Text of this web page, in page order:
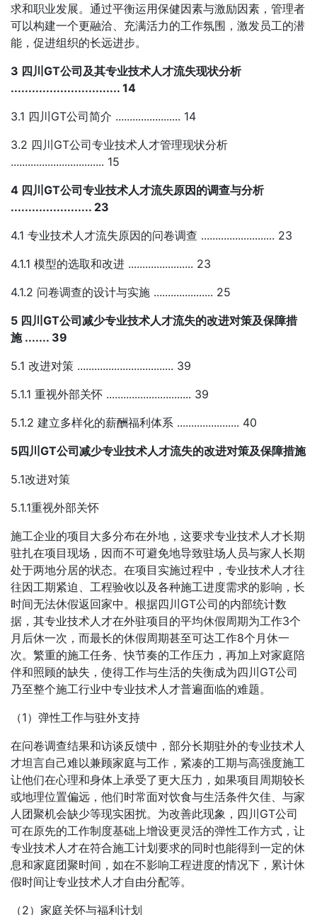
求和职业发展。通过平衡运用保健因素与激励因素，管理者
可以构建一个更融洽、充满活力的工作氛围，激发员工的潜
能，促进组织的长远进步。
3 四川GT公司及其专业技术人才流失现状分析
............................... 14
3.1 四川GT公司简介 ....................... 14
3.2 四川GT公司专业技术人才管理现状分析
................................. 15
4 四川GT公司专业技术人才流失原因的调查与分析
....................... 23
4.1 专业技术人才流失原因的问卷调查 .......................... 23
4.1.1 模型的选取和改进 ....................... 23
4.1.2 问卷调查的设计与实施 ..................... 25
5 四川GT公司减少专业技术人才流失的改进对策及保障措
施 ....... 39
5.1 改进对策 .................................. 39
5.1.1 重视外部关怀 .............................. 39
5.1.2 建立多样化的薪酬福利体系 ...................... 40
5四川GT公司减少专业技术人才流失的改进对策及保障措施
5.1改进对策
5.1.1重视外部关怀
施工企业的项目大多分布在外地，这要求专业技术人才长期
驻扎在项目现场，因而不可避免地导致驻场人员与家人长期
处于两地分居的状态。在项目实施过程中，专业技术人才往
往因工期紧迫、工程验收以及各种施工进度需求的影响，长
时间无法休假返回家中。根据四川GT公司的内部统计数
据，其专业技术人才在外驻项目的平均休假周期为工作3个
月后休一次，而最长的休假周期甚至可达工作8个月休一
次。繁重的施工任务、快节奏的工作压力，再加上对家庭陪
伴和照顾的缺失，使得工作与生活的失衡成为四川GT公司
乃至整个施工行业中专业技术人才普遍面临的难题。
（1）弹性工作与驻外支持
在问卷调查结果和访谈反馈中，部分长期驻外的专业技术人
才坦言自己难以兼顾家庭与工作，紧凑的工期与高强度施工
让他们在心理和身体上承受了更大压力，如果项目周期较长
或地理位置偏远，他们时常面对饮食与生活条件欠佳、与家
人团聚机会缺少等现实困扰。为改善此现象，四川GT公司
可在原先的工作制度基础上增设更灵活的弹性工作方式，让
专业技术人才在符合施工计划要求的同时也能得到一定的休
息和家庭团聚时间，如在不影响工程进度的情况下，累计休
假时间让专业技术人才自由分配等。
（2）家庭关怀与福利计划